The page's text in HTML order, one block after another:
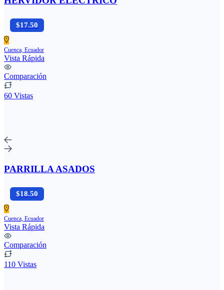
$17.50
Cuenca, Ecuador
Vista Rápida
Comparación
60 Vistas
PARRILLA ASADOS
$18.50
Cuenca, Ecuador
Vista Rápida
Comparación
110 Vistas